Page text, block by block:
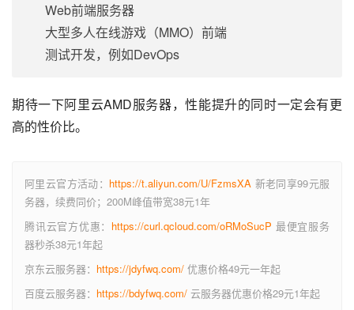
Web前端服务器
大型多人在线游戏（MMO）前端
测试开发，例如DevOps
期待一下阿里云AMD服务器，性能提升的同时一定会有更
高的性价比。
阿里云官方活动： https://t.aliyun.com/U/FzmsXA 新老同享99元服
务器，续费同价；200M峰值带宽38元1年
腾讯云官方优惠： https://curl.qcloud.com/oRMoSucP 最便宜服务
器秒杀38元1年起
京东云服务器： https://jdyfwq.com/ 优惠价格49元一年起
百度云服务器： https://bdyfwq.com/ 云服务器优惠价格29元1年起